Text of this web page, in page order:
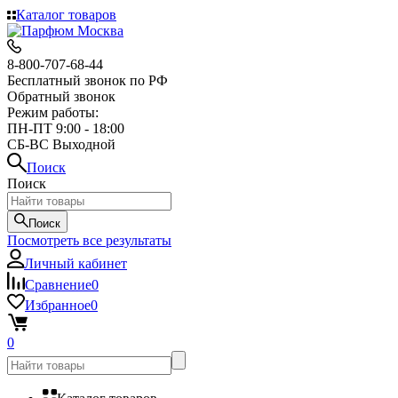
Каталог товаров
8-800-707-68-44
Бесплатный звонок по РФ
Обратный звонок
Режим работы:
ПН-ПТ 9:00 - 18:00
СБ-ВС Выходной
Поиск
Поиск
Поиск
Посмотреть все результаты
Личный кабинет
Сравнение0
Избранное0
0